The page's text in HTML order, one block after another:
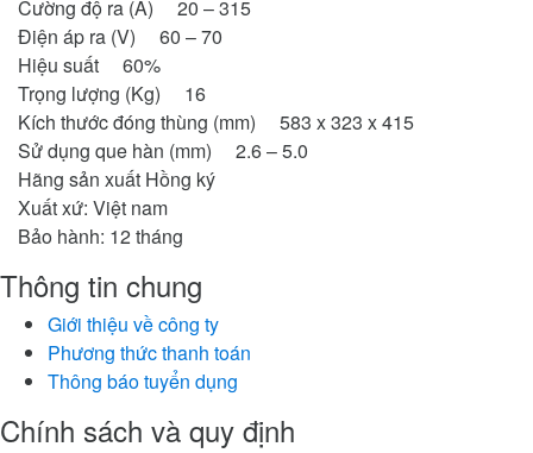
Cường độ ra (A) 20 – 315
Điện áp ra (V) 60 – 70
Hiệu suất 60%
Trọng lượng (Kg) 16
Kích thước đóng thùng (mm) 583 x 323 x 415
Sử dụng que hàn (mm) 2.6 – 5.0
Hãng sản xuất Hồng ký
Xuất xứ: Việt nam
Bảo hành: 12 tháng
Thông tin chung
Giới thiệu về công ty
Phương thức thanh toán
Thông báo tuyển dụng
Chính sách và quy định